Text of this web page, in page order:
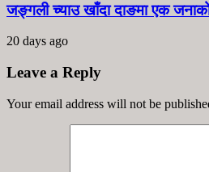
जङ्गली च्याउ खाँदा दाङमा एक
20 days ago
Leave a Reply
Your email address will not be